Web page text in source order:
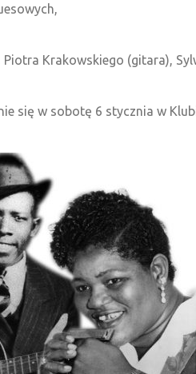
Krakowskiego (gitara),
się w sobotę 6 stycznia w